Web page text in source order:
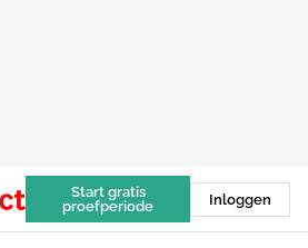
Start gratis
proefperiode
Inloggen